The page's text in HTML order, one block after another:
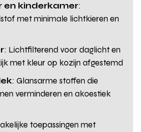
en kinderkamer:
met minimale lichtkieren en
: Lichtfilterend voor daglicht en
met kleur op kozijn afgestemd
: Glansarme stoffen die
verminderen en akoestiek
toepassingen met